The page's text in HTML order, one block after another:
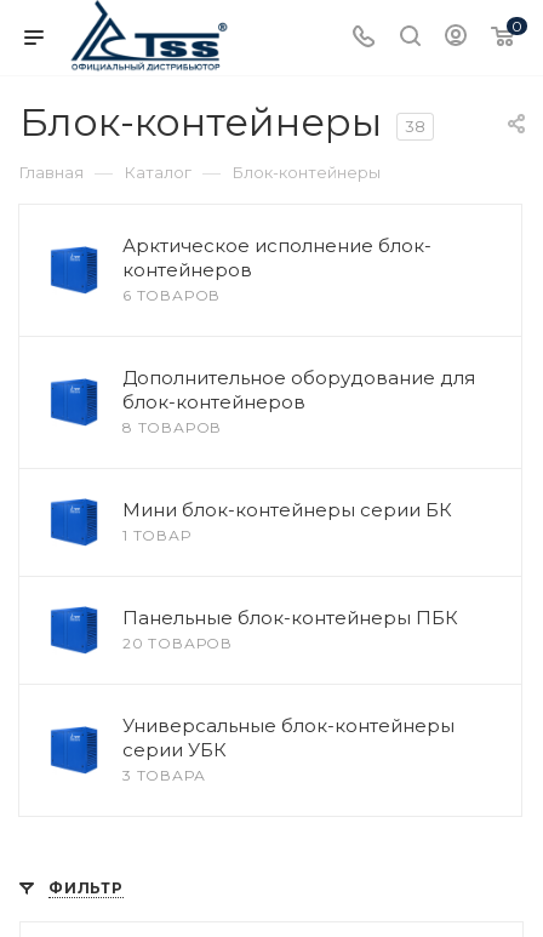
0
Блок-контейнеры 38
Главная — Каталог — Блок-контейнеры
Арктическое исполнение блок-
контейнеров
6 ТОВАРОВ
Дополнительное оборудование для
блок-контейнеров
8 ТОВАРОВ
Мини блок-контейнеры серии БК
1 ТОВАР
Панельные блок-контейнеры ПБК
20 ТОВАРОВ
Универсальные блок-контейнеры
серии УБК
3 ТОВАРА
ФИЛЬТР